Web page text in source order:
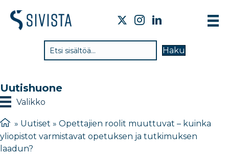
Haku
Uutishuone
Valikko
» Uutiset » Opettajien roolit muuttuvat – kuinka
yliopistot varmistavat opetuksen ja tutkimuksen
laadun?